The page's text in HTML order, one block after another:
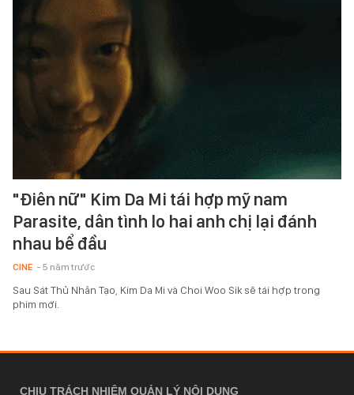
"Điên nữ" Kim Da Mi tái hợp mỹ nam
Parasite, dân tình lo hai anh chị lại đánh
nhau bể đầu
CINE - 5 năm trước
Sau Sát Thủ Nhân Tạo, Kim Da Mi và Choi Woo Sik sẽ tái hợp trong
phim mới.
CHỊU TRÁCH NHIỆM QUẢN LÝ NỘI DUNG